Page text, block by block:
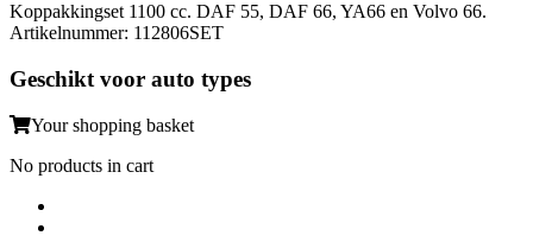
Koppakkingset 1100 cc. DAF 55, DAF 66, YA66 en Volvo 66.
Artikelnummer: 112806SET
Geschikt voor auto types
Your shopping basket
No products in cart